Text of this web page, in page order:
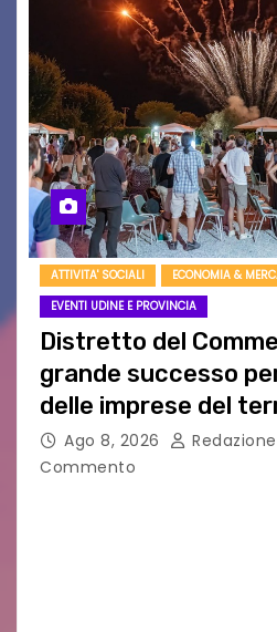
ATTIVITA' SOCIALI
ECONOMIA &
EVENTI UDINE E PROVINCIA
Distretto del
grande successo
delle imprese del
Ago 8, 2026 Redazione
Commento